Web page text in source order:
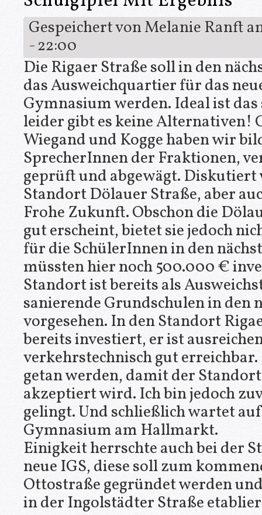
Gespeichert vonMelanie Ranft
- 22:00
Die Rigaer Straße soll in den
das Ausweichquartier für das
Gymnasium werden. Ideal ist
leider gibt es keine Alternativen!
Wiegand und Kogge haben wir
SprecherInnen der Fraktionen,
geprüft und abgewägt. Diskutiert
Standort Dölauer Straße, aber
Frohe Zukunft. Obschon die
gut erscheint, bietet sie jedoch
für die SchülerInnen in den
müssten hier noch 500.000 €
Standort ist bereits als
sanierende Grundschulen in den
vorgesehen. In den Standort
bereits investiert, er ist
verkehrstechnisch gut
getan werden, damit der
akzeptiert wird. Ich bin jedoch
gelingt. Und schließlich wartet
Gymnasium am Hallmarkt.
Einigkeit herrschte auch bei der
neue IGS, diese soll zum
Ottostraße gegründet werden
in der Ingolstädter Straße